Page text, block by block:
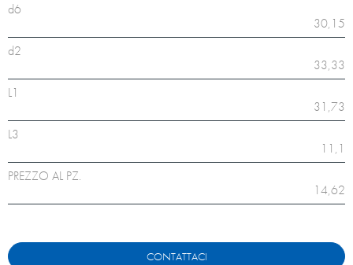
d6
30,15
d2
33,33
L1
31,73
L3
11,1
PREZZO AL PZ.
14,62
CONTATTACI